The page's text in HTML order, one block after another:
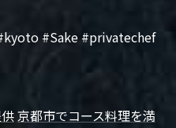
#Sake #privatechef
京都市でコース料理を満